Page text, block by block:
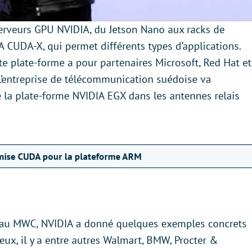
GPU NVIDIA, du Jetson Nano aux racks de
CUDA-X, qui permet différents types d’applications.
plate-forme a pour partenaires Microsoft, Red Hat et
de télécommunication suédoise va
plate-forme NVIDIA EGX dans les antennes relais
CUDA pour la plateforme ARM
MWC, NVIDIA a donné quelques exemples concrets
il y a entre autres Walmart, BMW, Procter &